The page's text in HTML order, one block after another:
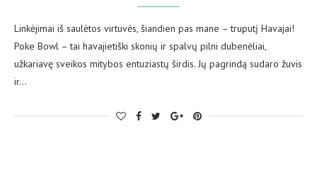
Linkėjimai iš saulėtos virtuvės, šiandien pas mane – truputį Havajai!
Poke Bowl – tai havajietiški skonių ir spalvų pilni dubenėliai,
užkariavę sveikos mitybos entuziastų širdis. Jų pagrindą sudaro žuvis
ir…